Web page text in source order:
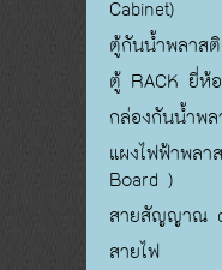
Cabinet)
ตู้กันน้ำพลาส
ตู้ RACK ยี่ห้
กล่องกันน้ำพ
แผงไฟฟ้าพล
Board )
สายสัญญาณ
สายไฟ